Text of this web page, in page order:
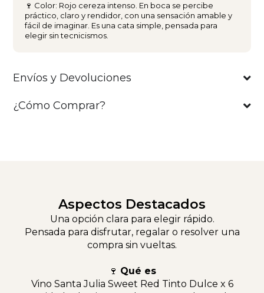
Envíos y Devoluciones
¿Cómo Comprar?
🍷 Color: Rojo cereza intenso. En boca se percibe
práctico, claro y rendidor, con una sensación amable y
fácil de imaginar. Es una cata simple, pensada para
elegir sin tecnicismos.
Aspectos Destacados
Una opción clara para elegir rápido.
Pensada para disfrutar, regalar o resolver una
compra sin vueltas.
🍷 Qué es
Vino Santa Julia Sweet Red Tinto Dulce x 6